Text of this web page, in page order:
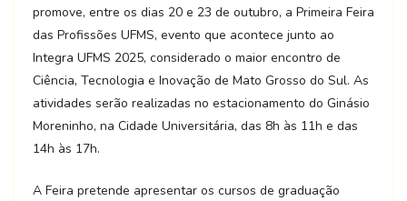
promove, entre os dias 20 e 23 de outubro, a Primeira Feira
das Profissões UFMS, evento que acontece junto ao
Integra UFMS 2025, considerado o maior encontro de
Ciência, Tecnologia e Inovação de Mato Grosso do Sul. As
atividades serão realizadas no estacionamento do Ginásio
Moreninho, na Cidade Universitária, das 8h às 11h e das
14h às 17h.
A Feira pretende apresentar os cursos de graduação